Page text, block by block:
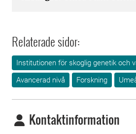
Relaterade sidor:
Institutionen för skoglig genetik och
Avancerad nivå
Forskning
Kontaktinformation